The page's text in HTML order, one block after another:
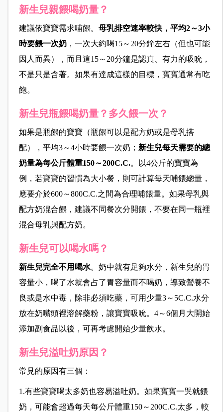
新生兒親餵喝奶量？
建議依寶寶需求哺餵。 母乳排空速率較快，平均2～3小
時要餵一次奶，一次大約喝15～20分鐘左右（但也可能
因人而異），而且這15～20分鐘是認真、有力的吸吮，
不是只是含著。如果有達成這樣的目標，寶寶通常有吃
飽。
新生兒瓶餵喝奶量？多久餵一次？
如果是瓶餵的寶寶（瓶餵可以是配方奶或是母乳搭
配），平均3～4小時要餵一次奶； 新生兒每天需要的總
奶量為每公斤體重150～200C.C.。以4公斤的寶寶為
例，若寶寶的習慣為大小餐，則可計算每天哺餵總量，
應要介於600～800C.C.之間為合理哺餵量。如果母乳與
配方奶混合餵，建議不同餐次分開餵，不要在同一瓶裡
混合母乳與配方奶。
新生兒可以喝水嗎？
新生兒完全不用喝水。奶中就有足夠水分，新生兒的胃
容量小，喝了水就會占了胃容量而不喝奶，導致營養不
良或是水中毒，除非必須吃藥，可用少量3～ 5C.C.水分
放在奶嘴頭裡溶解藥粉，讓寶寶吸吮。4～6個月大開始
添加副食品以後，可再考慮開始少量飲水。
新生兒溢吐奶原因？
常見的原因有三個：
1.有些寶寶喝太多奶也容易溢吐奶。如果寶寶一哭就餵
奶，可能會超過每天每公斤體重150～ 200C.C.太多，較